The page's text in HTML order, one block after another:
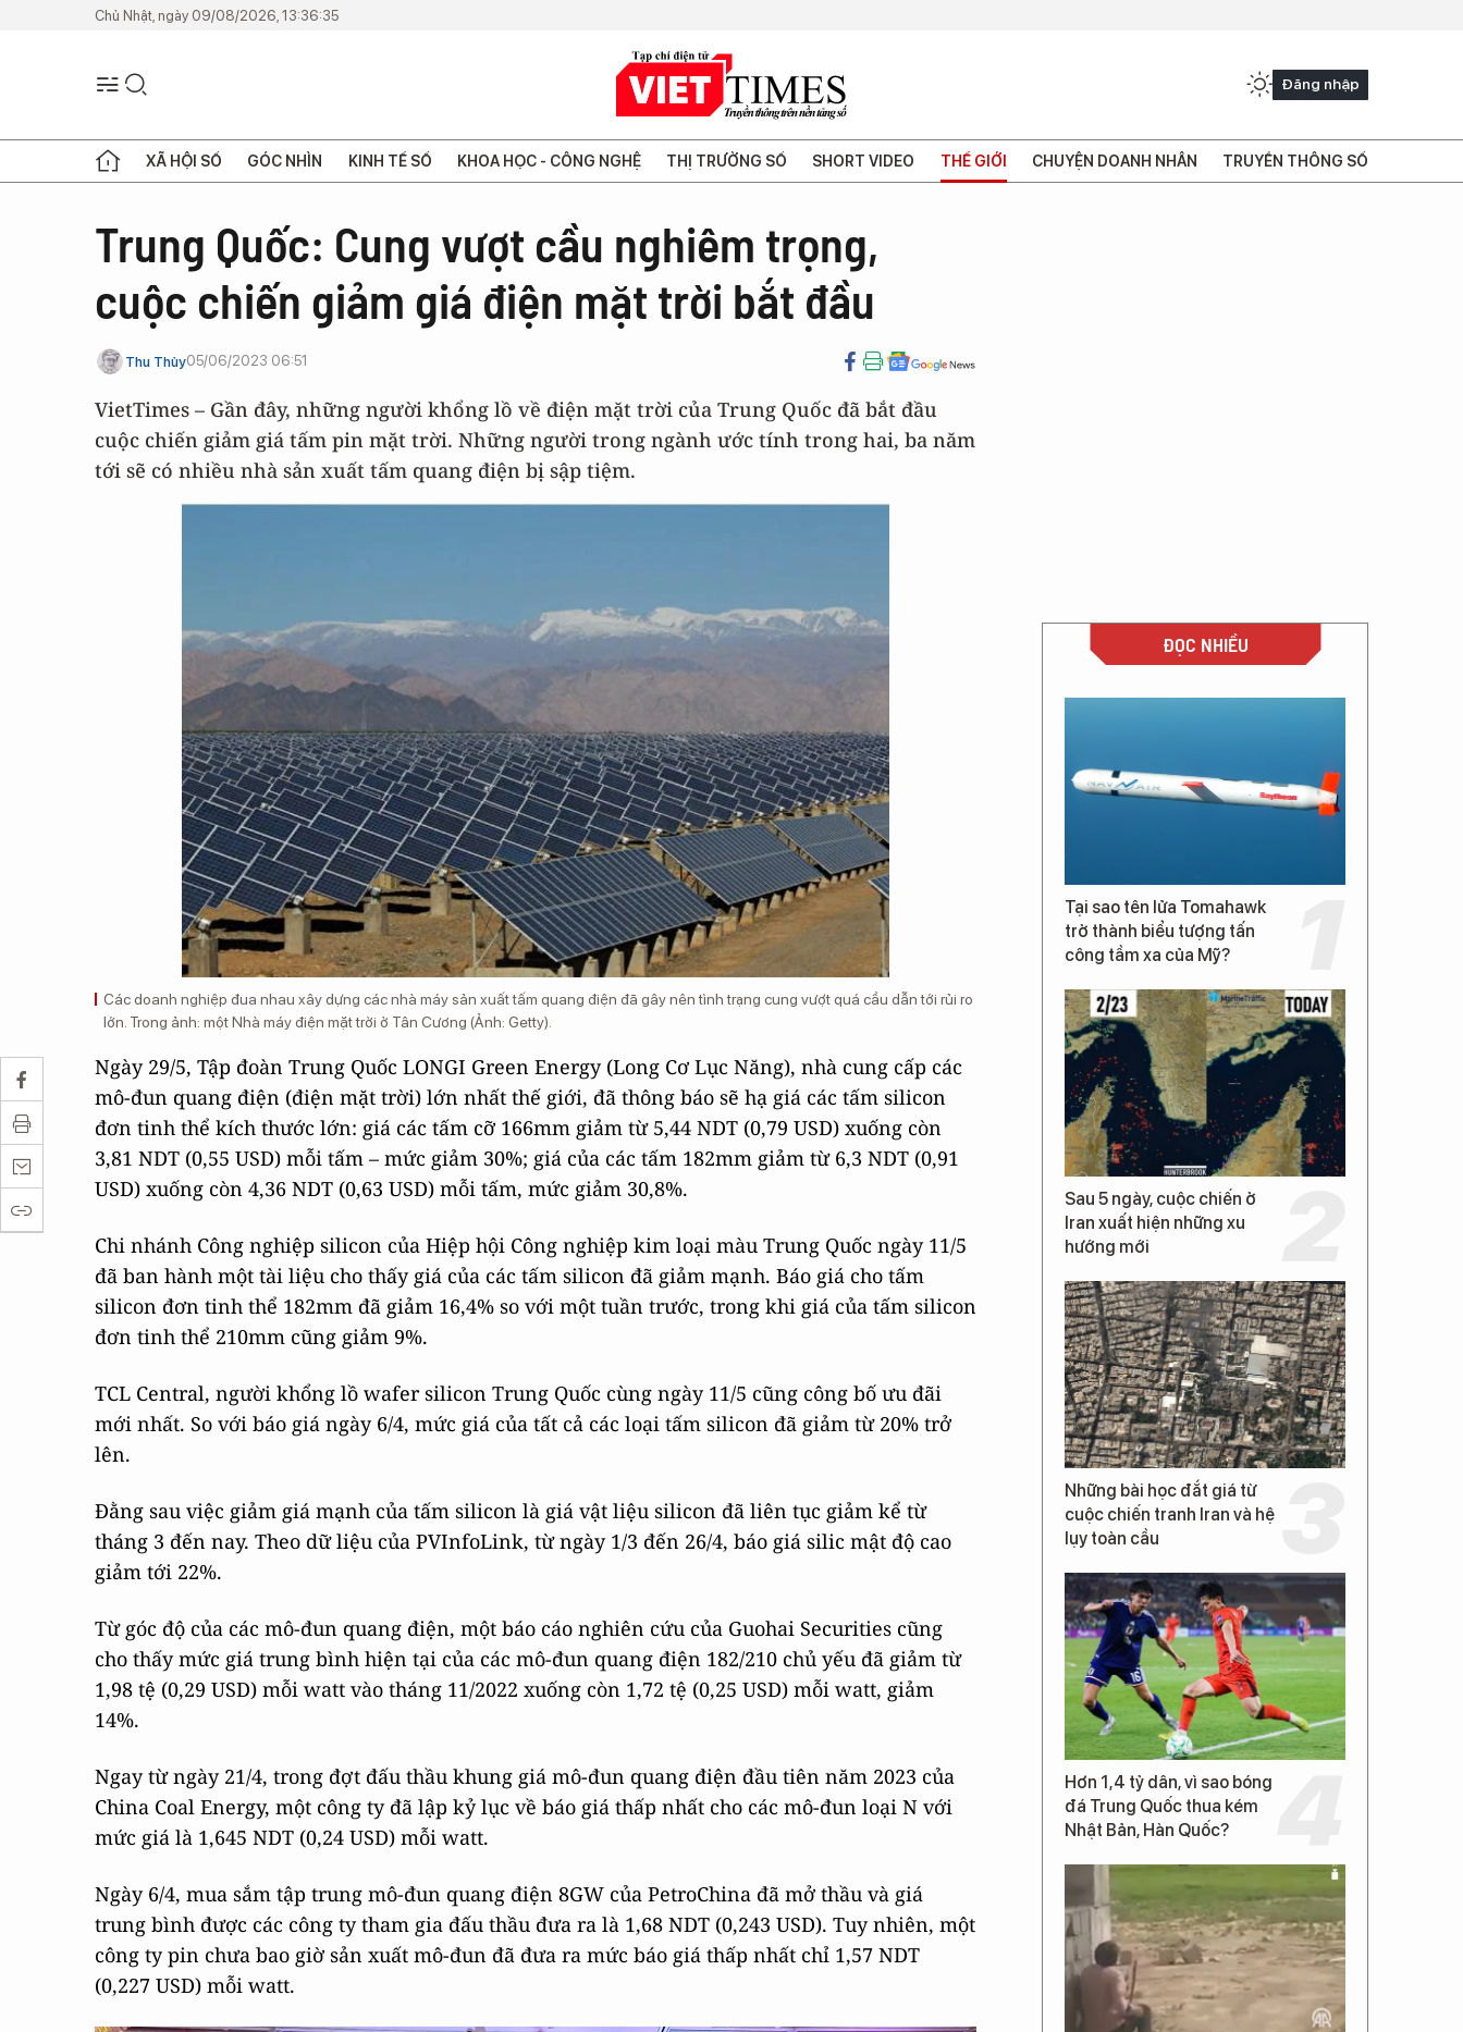
Chủ Nhật, ngày 09/08/2026, 13:36:35
Đăng nhập
XÃ HỘI SỐ GÓC NHÌN KINH TẾ SỐ KHOA HỌC - CÔNG NGHỆ THỊ TRƯỜNG SỐ SHORT VIDEO THẾ GIỚI CHUYỆN DOANH NHÂN TRUYỀN THÔNG SỐ
Trung Quốc: Cung vượt cầu nghiêm trọng,
cuộc chiến giảm giá điện mặt trời bắt đầu
Thu Thủy05/06/2023 06:51
VietTimes – Gần đây, những người khổng lồ về điện mặt trời của Trung Quốc đã bắt đầu
cuộc chiến giảm giá tấm pin mặt trời. Những người trong ngành ước tính trong hai, ba năm
tới sẽ có nhiều nhà sản xuất tấm quang điện bị sập tiệm.
Các doanh nghiệp đua nhau xây dựng các nhà máy sản xuất tấm quang điện đã gây nên tình trạng cung vượt quá cầu dẫn tới rủi ro
lớn. Trong ảnh: một Nhà máy điện mặt trời ở Tân Cương (Ảnh: Getty).
Ngày 29/5, Tập đoàn Trung Quốc LONGI Green Energy (Long Cơ Lục Năng), nhà cung cấp các
mô-đun quang điện (điện mặt trời) lớn nhất thế giới, đã thông báo sẽ hạ giá các tấm silicon
đơn tinh thể kích thước lớn: giá các tấm cỡ 166mm giảm từ 5,44 NDT (0,79 USD) xuống còn
3,81 NDT (0,55 USD) mỗi tấm – mức giảm 30%; giá của các tấm 182mm giảm từ 6,3 NDT (0,91
USD) xuống còn 4,36 NDT (0,63 USD) mỗi tấm, mức giảm 30,8%.
Chi nhánh Công nghiệp silicon của Hiệp hội Công nghiệp kim loại màu Trung Quốc ngày 11/5
đã ban hành một tài liệu cho thấy giá của các tấm silicon đã giảm mạnh. Báo giá cho tấm
silicon đơn tinh thể 182mm đã giảm 16,4% so với một tuần trước, trong khi giá của tấm silicon
đơn tinh thể 210mm cũng giảm 9%.
TCL Central, người khổng lồ wafer silicon Trung Quốc cùng ngày 11/5 cũng công bố ưu đãi
mới nhất. So với báo giá ngày 6/4, mức giá của tất cả các loại tấm silicon đã giảm từ 20% trở
lên.
Đằng sau việc giảm giá mạnh của tấm silicon là giá vật liệu silicon đã liên tục giảm kể từ
tháng 3 đến nay. Theo dữ liệu của PVInfoLink, từ ngày 1/3 đến 26/4, báo giá silic mật độ cao
giảm tới 22%.
Từ góc độ của các mô-đun quang điện, một báo cáo nghiên cứu của Guohai Securities cũng
cho thấy mức giá trung bình hiện tại của các mô-đun quang điện 182/210 chủ yếu đã giảm từ
1,98 tệ (0,29 USD) mỗi watt vào tháng 11/2022 xuống còn 1,72 tệ (0,25 USD) mỗi watt, giảm
14%.
Ngay từ ngày 21/4, trong đợt đấu thầu khung giá mô-đun quang điện đầu tiên năm 2023 của
China Coal Energy, một công ty đã lập kỷ lục về báo giá thấp nhất cho các mô-đun loại N với
mức giá là 1,645 NDT (0,24 USD) mỗi watt.
Ngày 6/4, mua sắm tập trung mô-đun quang điện 8GW của PetroChina đã mở thầu và giá
trung bình được các công ty tham gia đấu thầu đưa ra là 1,68 NDT (0,243 USD). Tuy nhiên, một
công ty pin chưa bao giờ sản xuất mô-đun đã đưa ra mức báo giá thấp nhất chỉ 1,57 NDT
(0,227 USD) mỗi watt.
ĐỌC NHIỀU
Tại sao tên lửa Tomahawk
trở thành biểu tượng tấn
công tầm xa của Mỹ?
Sau 5 ngày, cuộc chiến ở
Iran xuất hiện những xu
hướng mới
Những bài học đắt giá từ
cuộc chiến tranh Iran và hệ
lụy toàn cầu
Hơn 1,4 tỷ dân, vì sao bóng
đá Trung Quốc thua kém
Nhật Bản, Hàn Quốc?